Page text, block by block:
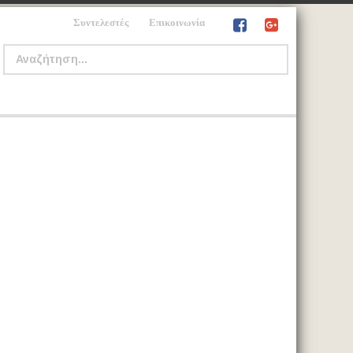
Συντελεστές Επικοινωνία